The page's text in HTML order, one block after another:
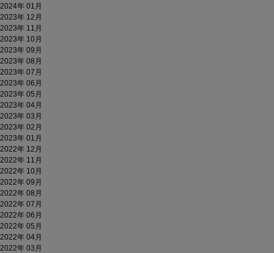
2024年 01月
2023年 12月
2023年 11月
2023年 10月
2023年 09月
2023年 08月
2023年 07月
2023年 06月
2023年 05月
2023年 04月
2023年 03月
2023年 02月
2023年 01月
2022年 12月
2022年 11月
2022年 10月
2022年 09月
2022年 08月
2022年 07月
2022年 06月
2022年 05月
2022年 04月
2022年 03月